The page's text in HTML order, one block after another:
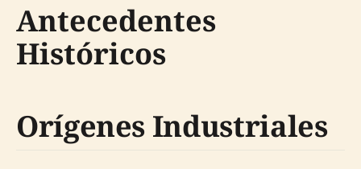
Antecedentes
Históricos
Orígenes Industriales